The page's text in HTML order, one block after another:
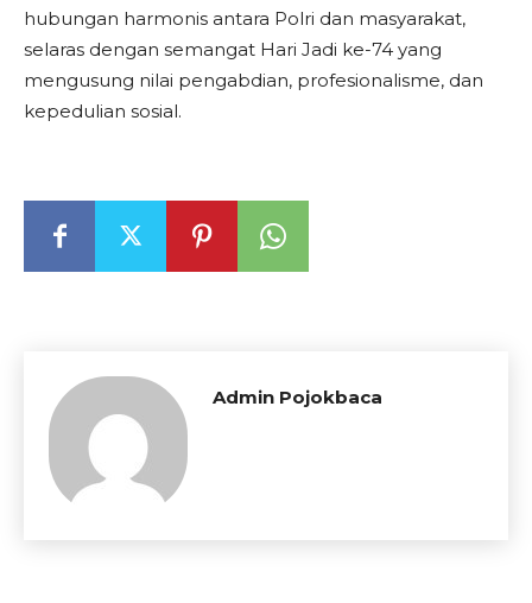
hubungan harmonis antara Polri dan masyarakat,
selaras dengan semangat Hari Jadi ke-74 yang
mengusung nilai pengabdian, profesionalisme, dan
kepedulian sosial.
Admin Pojokbaca